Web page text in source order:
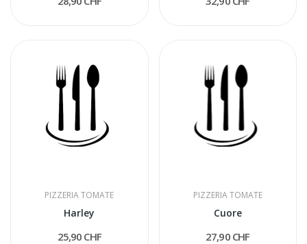
PIZZERIA TOMATE
Harley
25,90 CHF
PIZZERIA TOMATE
Cuore
27,90 CHF